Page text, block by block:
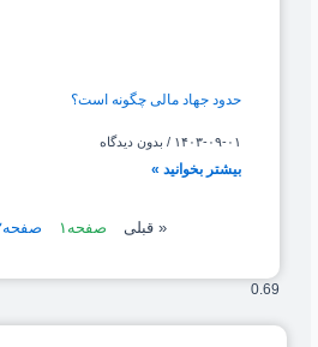
حدود جهاد مالی چگونه است؟
۱۴۰۳-۰۹-۰۱ بدون دیدگاه
بیشتر بخوانید »
« قبلی صفحه ۱ صفحه